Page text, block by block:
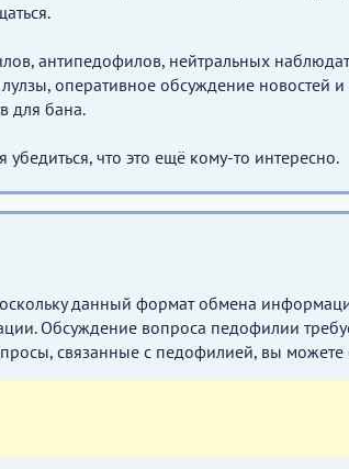
антипедофилов, нейтральных
оперативное обсуждение новостей
для бана.
убедиться, что это ещё кому-то интересно.
данный формат обмена
Обсуждение вопроса педофилии
связанные с педофилией, вы можете